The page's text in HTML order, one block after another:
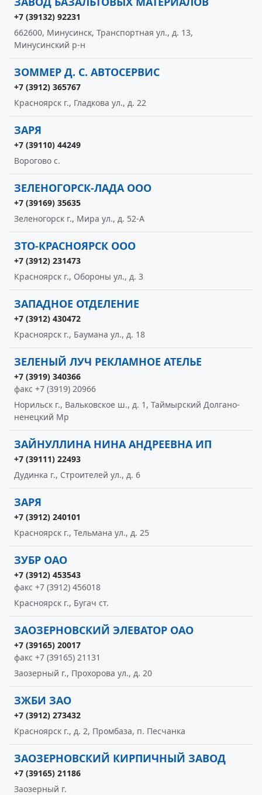
+7 (39132) 92231
662600, Минусинск, Транспортная ул., д. 13,
Минусинский р-н
ЗОММЕР Д. С. АВТОСЕРВИС
+7 (3912) 365767
Красноярск г., Гладкова ул., д. 22
ЗАРЯ
+7 (39110) 44249
Ворогово с.
ЗЕЛЕНОГОРСК-ЛАДА ООО
+7 (39169) 35635
Зеленогорск г., Мира ул., д. 52-А
ЗТО-КРАСНОЯРСК ООО
+7 (3912) 231473
Красноярск г., Обороны ул., д. 3
ЗАПАДНОЕ ОТДЕЛЕНИЕ
+7 (3912) 430472
Красноярск г., Баумана ул., д. 18
ЗЕЛЕНЫЙ ЛУЧ РЕКЛАМНОЕ АТЕЛЬЕ
+7 (3919) 340366
факс +7 (3919) 20966
Норильск г., Вальковское ш., д. 1, Таймырский Долгано-
ненецкий Мр
ЗАЙНУЛЛИНА НИНА АНДРЕЕВНА ИП
+7 (39111) 22493
Дудинка г., Строителей ул., д. 6
ЗАРЯ
+7 (3912) 240101
Красноярск г., Тельмана ул., д. 25
ЗУБР ОАО
+7 (3912) 453543
факс +7 (3912) 456018
Красноярск г., Бугач ст.
ЗАОЗЕРНОВСКИЙ ЭЛЕВАТОР ОАО
+7 (39165) 20017
факс +7 (39165) 21131
Заозерный г., Прохорова ул., д. 20
ЗЖБИ ЗАО
+7 (3912) 273432
Красноярск г., д. 2, Промбаза, п. Песчанка
ЗАОЗЕРНОВСКИЙ КИРПИЧНЫЙ ЗАВОД
+7 (39165) 21186
Заозерный г.